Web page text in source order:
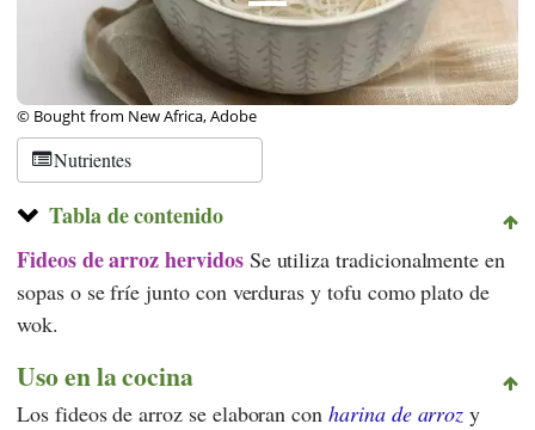
© Bought from New Africa, Adobe
Nutrientes
Tabla de contenido
Fideos de arroz hervidos Se utiliza tradicionalmente en
sopas o se fríe junto con verduras y tofu como plato de
wok.
Uso en la cocina
Los fideos de arroz se elaboran conharina de arroz y